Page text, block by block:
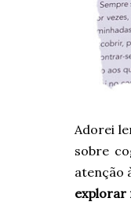
Adorei
sobre
atenção
explorar